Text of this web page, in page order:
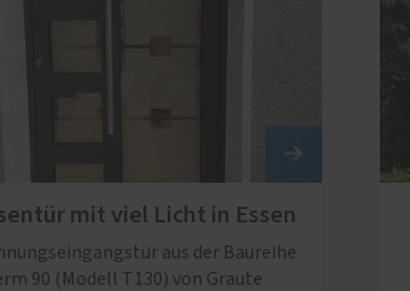
mit viel Licht in Essen
aus der Baureihe
90 (Modell T130) von Graute